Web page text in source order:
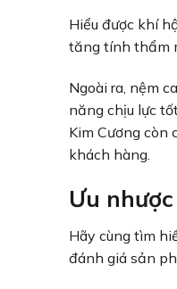
Hiểu được khí
tăng tính thẩm
Ngoài ra, nệm
năng chịu lực
Kim Cương còn
khách hàng.
Ưu
Hãy cùng tìm
đánh giá sản